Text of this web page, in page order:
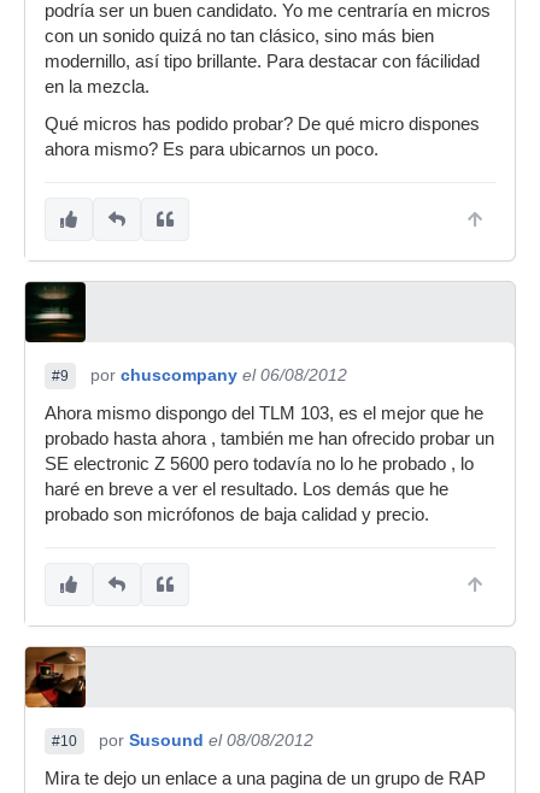
podría ser un buen candidato. Yo me centraría en micros
con un sonido quizá no tan clásico, sino más bien
modernillo, así tipo brillante. Para destacar con fácilidad
en la mezcla.
Qué micros has podido probar? De qué micro dispones
ahora mismo? Es para ubicarnos un poco.
#9 por chuscompany el 06/08/2012
Ahora mismo dispongo del TLM 103, es el mejor que he
probado hasta ahora , también me han ofrecido probar un
SE electronic Z 5600 pero todavía no lo he probado , lo
haré en breve a ver el resultado. Los demás que he
probado son micrófonos de baja calidad y precio.
#10 por Susound el 08/08/2012
Mira te dejo un enlace a una pagina de un grupo de RAP